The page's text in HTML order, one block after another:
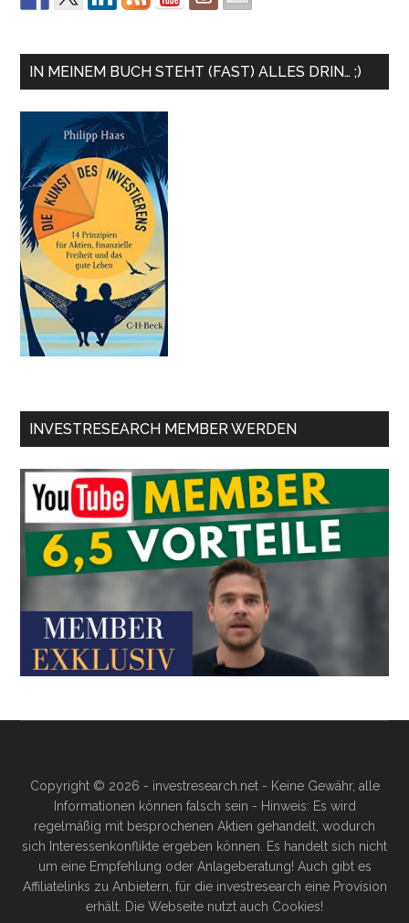
IN MEINEM BUCH STEHT (FAST) ALLES DRIN… ;)
INVESTRESEARCH MEMBER WERDEN
Copyright © 2026 - investresearch.net - Keine Gewähr, alle
Informationen können falsch sein - Hinweis: Es wird
regelmäßig mit besprochenen Aktien gehandelt, wodurch
sich Interessenkonflikte ergeben können. Es handelt sich nicht
um eine Empfehlung oder Anlageberatung! Auch gibt es
Affiliatelinks zu Anbietern, für die investresearch eine Provision
erhält. Die Webseite nutzt auch Cookies!